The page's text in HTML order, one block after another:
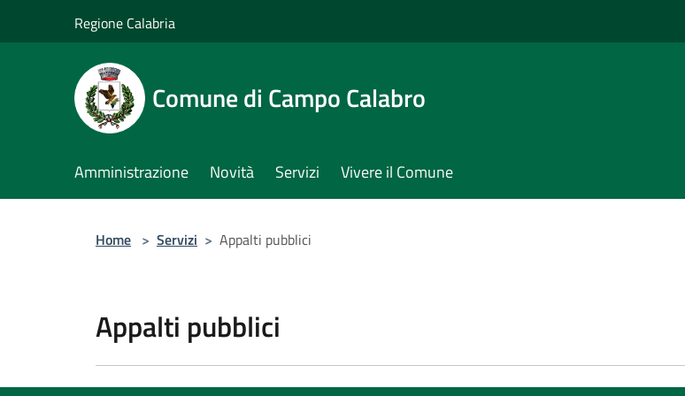
Regione Calabria
Comune di Campo Calabro
Amministrazione Novità Servizi Vivere il Comune
Home > Servizi > Appalti pubblici
Appalti pubblici